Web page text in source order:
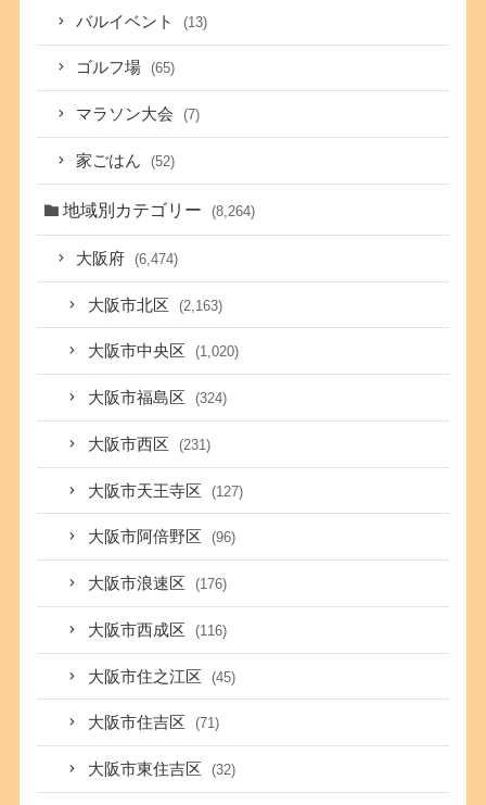
バルイベント (13)
ゴルフ場 (65)
マラソン大会 (7)
家ごはん (52)
地域別カテゴリー (8,264)
大阪府 (6,474)
大阪市北区 (2,163)
大阪市中央区 (1,020)
大阪市福島区 (324)
大阪市西区 (231)
大阪市天王寺区 (127)
大阪市阿倍野区 (96)
大阪市浪速区 (176)
大阪市西成区 (116)
大阪市住之江区 (45)
大阪市住吉区 (71)
大阪市東住吉区 (32)